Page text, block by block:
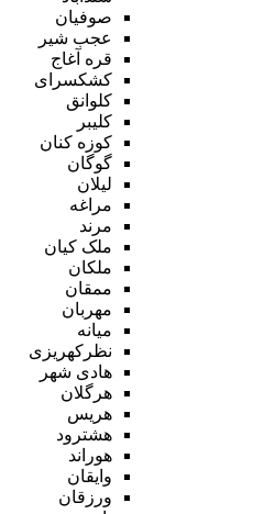
صوفیان
عجب شیر
قره آغاج
کشکسرای
کلوانق
کلیبر
کوزه کنان
گوگان
لیلان
مراغه
مرند
ملک کیان
ملکان
ممقان
مهربان
میانه
نظرکهریزی
هادی شهر
هرگلان
هریس
هشترود
هوراند
وایقان
ورزقان